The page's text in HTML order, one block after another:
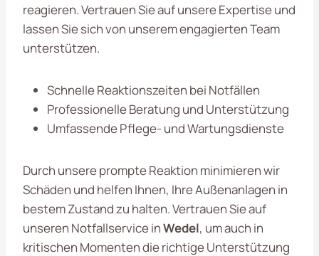
reagieren. Vertrauen Sie auf unsere Expertise und
lassen Sie sich von unserem engagierten Team
unterstützen.
Schnelle Reaktionszeiten bei Notfällen
Professionelle Beratung und Unterstützung
Umfassende Pflege- und Wartungsdienste
Durch unsere prompte Reaktion minimieren wir
Schäden und helfen Ihnen, Ihre Außenanlagen in
bestem Zustand zu halten. Vertrauen Sie auf
unseren Notfallservice inWedel, um auch in
kritischen Momenten die richtige Unterstützung